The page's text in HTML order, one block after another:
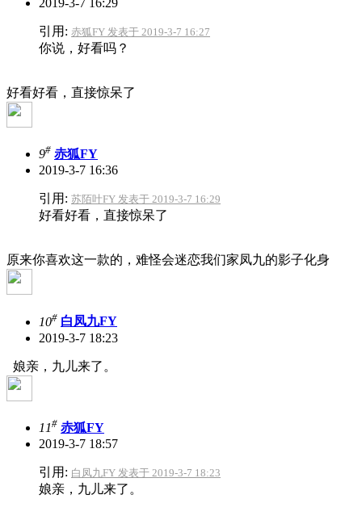
2019-3-7 16:29
引用: 赤狐FY 发表于 2019-3-7 16:27
你说，好看吗？
好看好看，直接惊呆了
9# 赤狐FY
2019-3-7 16:36
引用: 苏陌叶FY 发表于 2019-3-7 16:29
好看好看，直接惊呆了
原来你喜欢这一款的，难怪会迷恋我们家凤九的影子化身
10# 白凤九FY
2019-3-7 18:23
娘亲，九儿来了。
11# 赤狐FY
2019-3-7 18:57
引用: 白凤九FY 发表于 2019-3-7 18:23
娘亲，九儿来了。